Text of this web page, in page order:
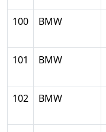
100 BMW
101 BMW
102 BMW